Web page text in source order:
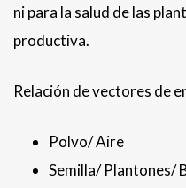
ni para la salud de las
productiva.
Relación de vectores de
Polvo/ Aire
Semilla/ Plantones/